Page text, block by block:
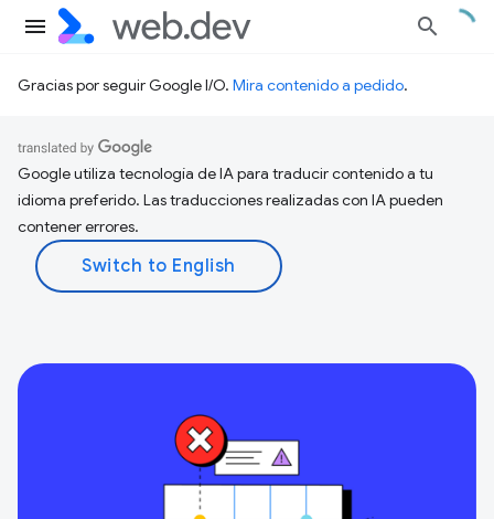
Gracias por seguir Google I/O. Mira contenido a pedido.
Google utiliza tecnología de IA para traducir contenido a tu
idioma preferido. Las traducciones realizadas con IA pueden
contener errores.